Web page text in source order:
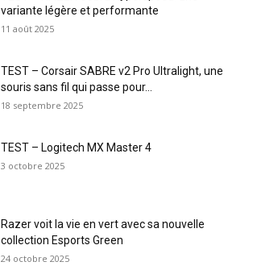
variante légère et performante
11 août 2025
TEST – Corsair SABRE v2 Pro Ultralight, une
souris sans fil qui passe pour...
18 septembre 2025
TEST – Logitech MX Master 4
3 octobre 2025
Razer voit la vie en vert avec sa nouvelle
collection Esports Green
24 octobre 2025